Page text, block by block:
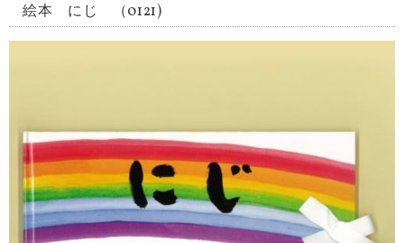
絵本 にじ （0121)